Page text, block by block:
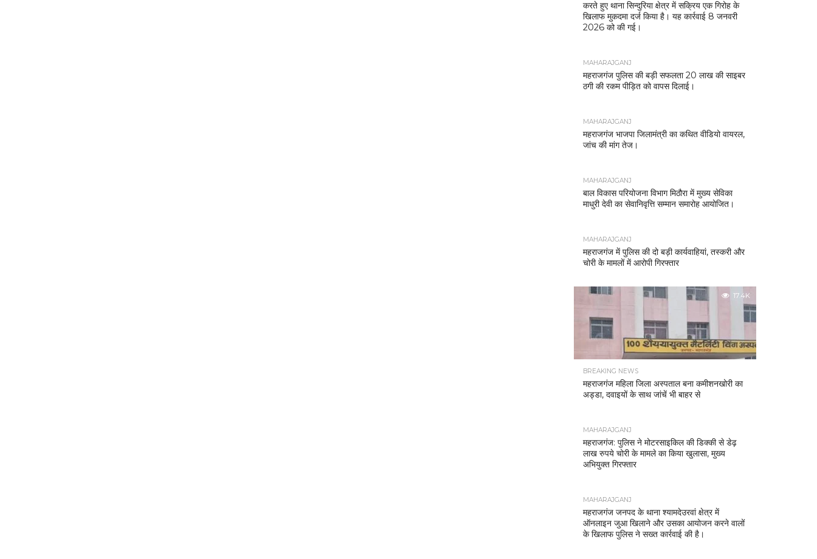
करते हुए थाना सिन्दुरिया क्षेत्र में सक्रिय एक गिरोह के
खिलाफ मुकदमा दर्ज किया है। यह कार्रवाई 8 जनवरी
2026 को की गई।
MAHARAJGANJ
महराजगंज पुलिस की बड़ी सफलता 20 लाख की साइबर
ठगी की रकम पीड़ित को वापस दिलाई।
MAHARAJGANJ
महराजगंज भाजपा जिलामंत्री का कथित वीडियो वायरल,
जांच की मांग तेज।
MAHARAJGANJ
बाल विकास परियोजना विभाग मिठौरा में मुख्य सेविका
माधुरी देवी का सेवानिवृत्ति सम्मान समारोह आयोजित।
MAHARAJGANJ
महराजगंज में पुलिस की दो बड़ी कार्यवाहियां, तस्करी और
चोरी के मामलों में आरोपी गिरफ्तार
17.4K
BREAKING NEWS
महराजगंज महिला जिला अस्पताल बना कमीशनखोरी का
अड्डा, दवाइयों के साथ जांचें भी बाहर से
MAHARAJGANJ
महराजगंज: पुलिस ने मोटरसाइकिल की डिक्की से डेढ़
लाख रुपये चोरी के मामले का किया खुलासा, मुख्य
अभियुक्त गिरफ्तार
MAHARAJGANJ
महराजगंज जनपद के थाना श्यामदेउरवां क्षेत्र में
ऑनलाइन जुआ खिलाने और उसका आयोजन करने वालों
के खिलाफ पुलिस ने सख्त कार्रवाई की है।